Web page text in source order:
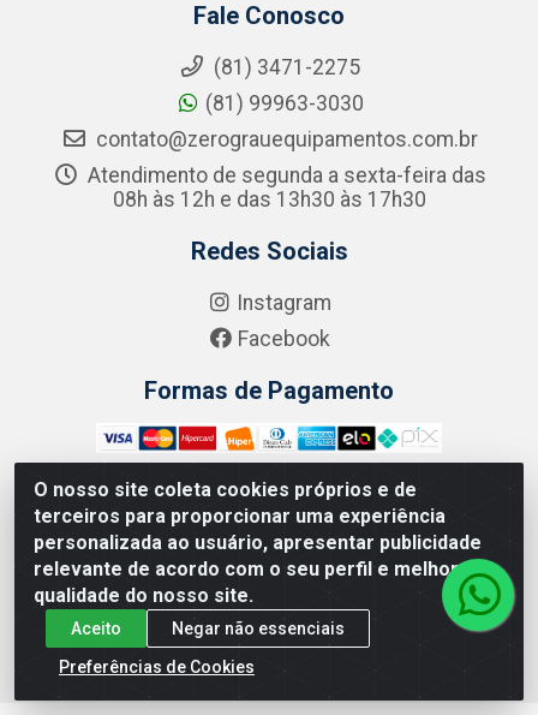
O nosso site coleta cookies próprios e de
terceiros para proporcionar uma experiência
personalizada ao usuário, apresentar publicidade
relevante de acordo com o seu perfil e melhorar a
qualidade do nosso site.
Aceito
Negar não essenciais
Preferências de Cookies
Fale Conosco
(81) 3471-2275
(81) 99963-3030
contato@zerograuequipamentos.com.br
Atendimento de segunda a sexta-feira das
08h às 12h e das 13h30 às 17h30
Redes Sociais
Instagram
Facebook
Formas de Pagamento
Zero Grau - Rua Jean Emile Favre, 746 - Ipsep,
Recife/PE - CEP 51.190-450 - CNPJ 09.132.989/0001-61